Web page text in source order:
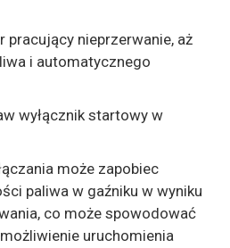
nieprzerwanie, aż
i automatycznego
wyłącznik startowy w
może zapobiec
paliwa w gaźniku w wyniku
co może spowodować
uruchomienia